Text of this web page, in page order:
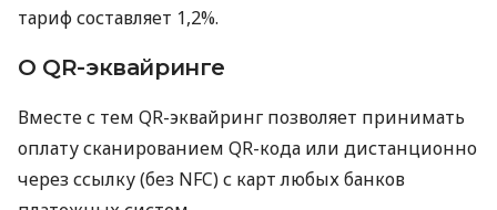
тариф составляет 1,2%.
О QR-эквайринге
Вместе с тем QR-эквайринг позволяет принимать
оплату сканированием QR-кода или дистанционно
через ссылку (без NFC) с карт любых банков